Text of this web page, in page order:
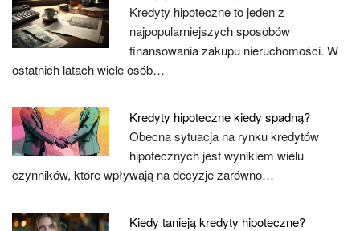
Kredyty hipoteczne to jeden z
najpopularniejszych sposobów
finansowania zakupu nieruchomości. W
ostatnich latach wiele osób…
Kredyty hipoteczne kiedy spadną?
Obecna sytuacja na rynku kredytów
hipotecznych jest wynikiem wielu
czynników, które wpływają na decyzje zarówno…
Kiedy tanieją kredyty hipoteczne?